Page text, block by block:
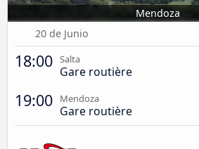
Mendoza
20 de Junio
18:00 Salta
Gare routière
19:00 Mendoza
Gare routière